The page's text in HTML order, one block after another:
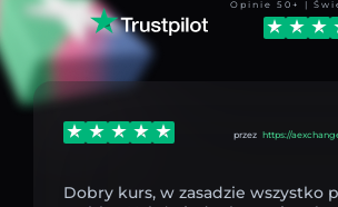
Opinie 50+ |
przez https://
Dobry kurs, w zasadzie wszystko